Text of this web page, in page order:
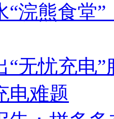
“浣熊食堂
“无忧充电
电难题